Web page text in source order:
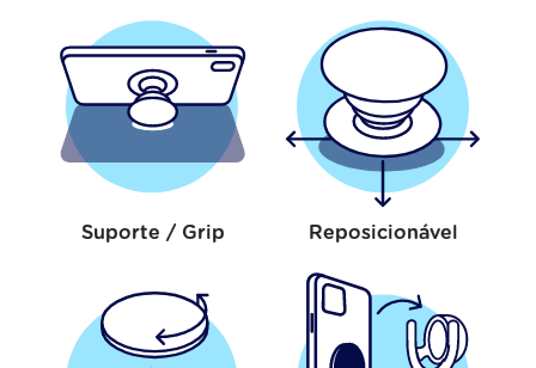
Suporte / Grip Reposicionável